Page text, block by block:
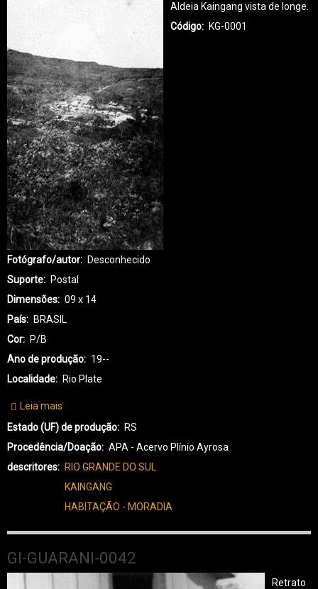
Aldeia Kaingang vista de longe.
Código
KG-0001
Fotógrafo/autor
Desconhecido
Suporte
Postal
Dimensões
09 x 14
País
BRASIL
Cor
P/B
Ano de produção
19--
Localidade
Rio Plate
Leia mais
KG-
KAINGANG-
0001
Estado (UF) de produção
RS
Procedência/Doação
APA - Acervo Plínio Ayrosa
descritores
RIO GRANDE DO SUL
KAINGANG
HABITAÇÃO - MORADIA
GI-GUARANI-0042
Retrato